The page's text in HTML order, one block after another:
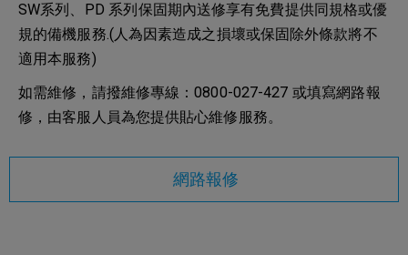
SW系列、PD 系列保固期內送修享有免費提供同規格或優
規的備機服務.(人為因素造成之損壞或保固除外條款將不
適用本服務)
如需維修，請撥維修專線：0800-027-427 或填寫網路報
修，由客服人員為您提供貼心維修服務。
網路報修